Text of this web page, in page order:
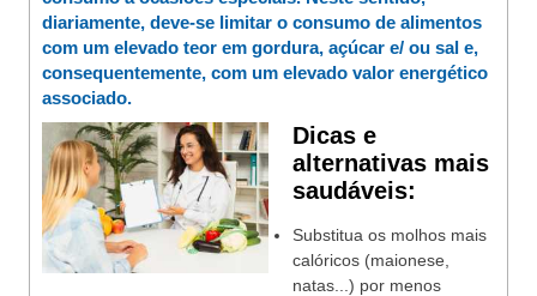
diariamente, deve-se limitar o consumo de alimentos
com um elevado teor em gordura, açúcar e/ ou sal e,
consequentemente, com um elevado valor energético
associado.
Dicas e
alternativas mais
saudáveis:
Substitua os molhos mais
calóricos (maionese,
natas...) por menos